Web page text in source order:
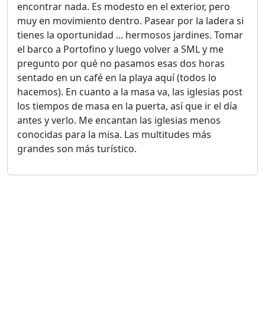
encontrar nada. Es modesto en el exterior, pero
muy en movimiento dentro. Pasear por la ladera si
tienes la oportunidad ... hermosos jardines. Tomar
el barco a Portofino y luego volver a SML y me
pregunto por qué no pasamos esas dos horas
sentado en un café en la playa aquí (todos lo
hacemos). En cuanto a la masa va, las iglesias post
los tiempos de masa en la puerta, así que ir el día
antes y verlo. Me encantan las iglesias menos
conocidas para la misa. Las multitudes más
grandes son más turístico.